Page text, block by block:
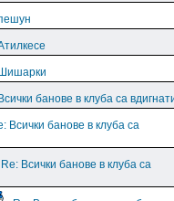
банове в клуба са
Всички банове в клуба са
Re: Всички банове в клуба са